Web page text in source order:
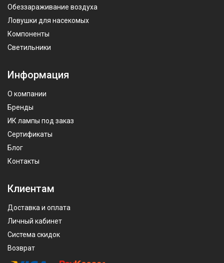
Обеззараживание воздуха
Ловушки для насекомых
Компоненты
Светильники
Информация
О компании
Бренды
ИК лампы под заказ
Сертификаты
Блог
Контакты
Клиентам
Доставка и оплата
Личный кабинет
Система скидок
Возврат